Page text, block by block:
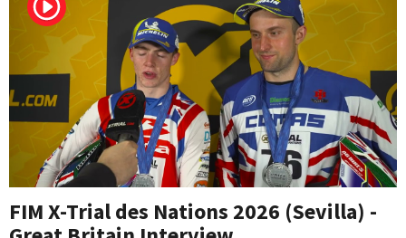
FIM X-Trial des Nations 2026 (Sevilla) -